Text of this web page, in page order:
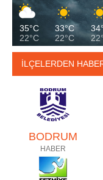
35°C
22°C
33°C
22°C
İLÇELERDEN
BODRUM
HABER